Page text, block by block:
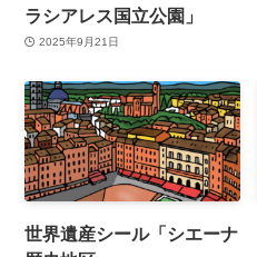
ラシアレス国立公園」
2025年9月21日
世界遺産シール「シエーナ